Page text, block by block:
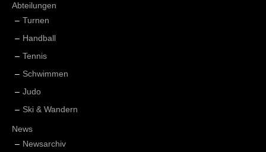
Abteilungen
Turnen
Handball
Tennis
Schwimmen
Judo
Ski & Wandern
News
Newsarchiv